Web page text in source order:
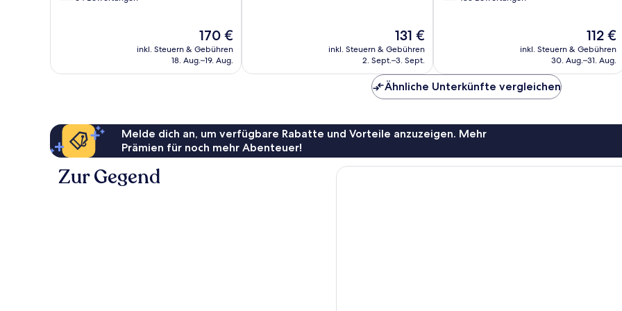
Der
Preis
beträgt
170 €
inkl. Steuern & Gebühren
18. Aug.–19. Aug.
Der
Preis
beträgt
131 €
inkl. Steuern & Gebühren
2. Sept.–3. Sept.
Der
Preis
beträgt
112 €
inkl. Steuern & Gebühren
30. Aug.–31. Aug.
Ähnliche Unterkünfte vergleichen
Melde dich an, um verfügbare Rabatte und Vorteile anzuzeigen. Mehr
Prämien für noch mehr Abenteuer!
Zur Gegend